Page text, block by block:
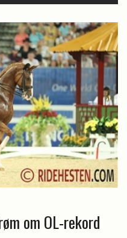
om OL-rekord